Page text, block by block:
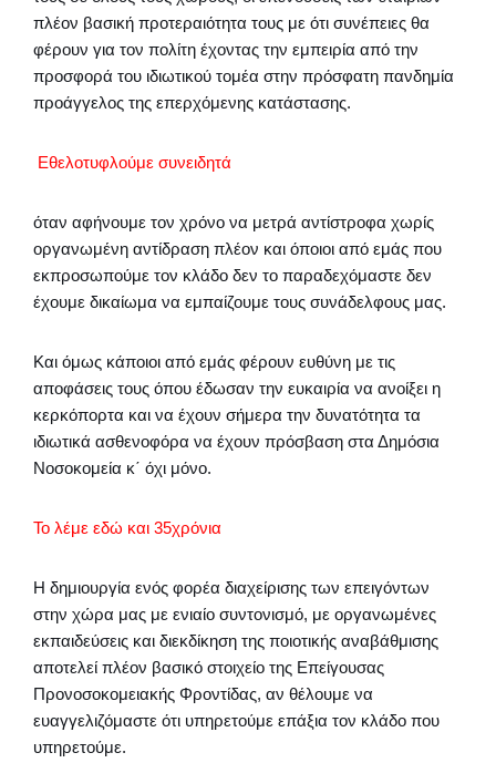
πλέον βασική προτεραιότητα τους με ότι συνέπειες θα
φέρουν για τον πολίτη έχοντας την εμπειρία από την
προσφορά του ιδιωτικού τομέα στην πρόσφατη πανδημία
προάγγελος της επερχόμενης κατάστασης.
Εθελοτυφλούμε συνειδητά
όταν αφήνουμε τον χρόνο να μετρά αντίστροφα χωρίς
οργανωμένη αντίδραση πλέον και όποιοι από εμάς που
εκπροσωπούμε τον κλάδο δεν το παραδεχόμαστε δεν
έχουμε δικαίωμα να εμπαίζουμε τους συνάδελφους μας.
Και όμως κάποιοι από εμάς φέρουν ευθύνη με τις
αποφάσεις τους όπου έδωσαν την ευκαιρία να ανοίξει η
κερκόπορτα και να έχουν σήμερα την δυνατότητα τα
ιδιωτικά ασθενοφόρα να έχουν πρόσβαση στα Δημόσια
Νοσοκομεία κ΄ όχι μόνο.
Το λέμε εδώ και 35χρόνια
Η δημιουργία ενός φορέα διαχείρισης των επειγόντων
στην χώρα μας με ενιαίο συντονισμό, με οργανωμένες
εκπαιδεύσεις και διεκδίκηση της ποιοτικής αναβάθμισης
αποτελεί πλέον βασικό στοιχείο της Επείγουσας
Προνοσοκομειακής Φροντίδας, αν θέλουμε να
ευαγγελιζόμαστε ότι υπηρετούμε επάξια τον κλάδο που
υπηρετούμε.